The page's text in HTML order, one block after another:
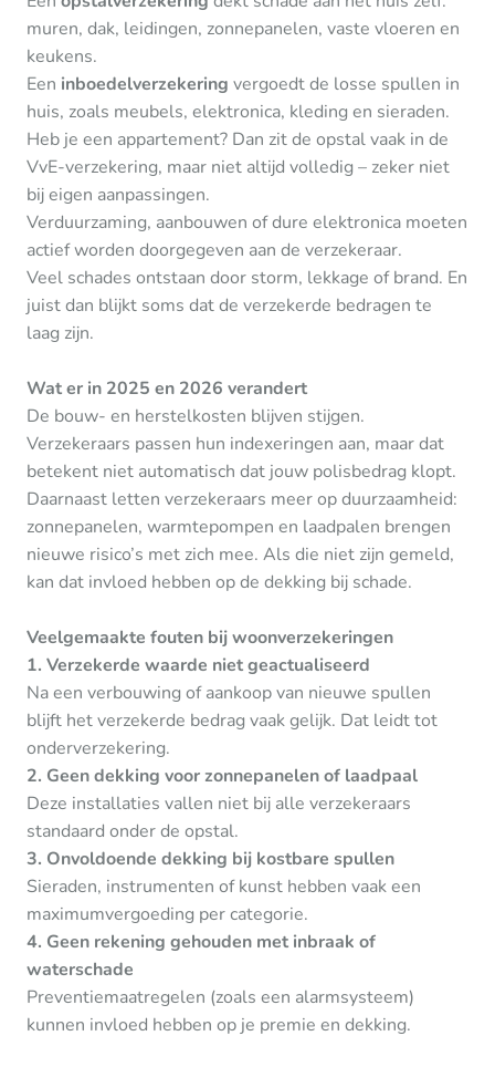
muren, dak, leidingen, zonnepanelen, vaste vloeren en
keukens.
Een inboedelverzekering vergoedt de losse spullen in
huis, zoals meubels, elektronica, kleding en sieraden.
Heb je een appartement? Dan zit de opstal vaak in de
VvE-verzekering, maar niet altijd volledig – zeker niet
bij eigen aanpassingen.
Verduurzaming, aanbouwen of dure elektronica moeten
actief worden doorgegeven aan de verzekeraar.
Veel schades ontstaan door storm, lekkage of brand. En
juist dan blijkt soms dat de verzekerde bedragen te
laag zijn.
Wat er in 2025 en 2026 verandert
De bouw- en herstelkosten blijven stijgen.
Verzekeraars passen hun indexeringen aan, maar dat
betekent niet automatisch dat jouw polisbedrag klopt.
Daarnaast letten verzekeraars meer op duurzaamheid:
zonnepanelen, warmtepompen en laadpalen brengen
nieuwe risico’s met zich mee. Als die niet zijn gemeld,
kan dat invloed hebben op de dekking bij schade.
Veelgemaakte fouten bij woonverzekeringen
1. Verzekerde waarde niet geactualiseerd
Na een verbouwing of aankoop van nieuwe spullen
blijft het verzekerde bedrag vaak gelijk. Dat leidt tot
onderverzekering.
2. Geen dekking voor zonnepanelen of laadpaal
Deze installaties vallen niet bij alle verzekeraars
standaard onder de opstal.
3. Onvoldoende dekking bij kostbare spullen
Sieraden, instrumenten of kunst hebben vaak een
maximumvergoeding per categorie.
4. Geen rekening gehouden met inbraak of
waterschade
Preventiemaatregelen (zoals een alarmsysteem)
kunnen invloed hebben op je premie en dekking.